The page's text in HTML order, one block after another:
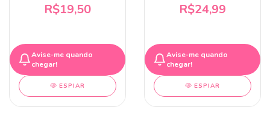
R$19,50
Avise-me quando
chegar!
ESPIAR
R$24,99
Avise-me quando
chegar!
ESPIAR